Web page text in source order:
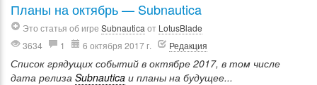
Планы на октябрь — Subnautica
Это статья об игре Subnautica от LotusBlade
3634
1 6 октября 2017 г. Редакция
Список грядущих событий в октябре 2017, в том числе
дата релиза Subnautica и планы на будущее...